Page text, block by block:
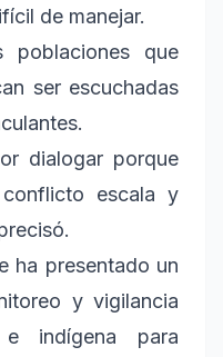
de manejar.
poblaciones que
ser escuchadas
dialogar porque
escala y
ha presentado un
y vigilancia
e indígena para